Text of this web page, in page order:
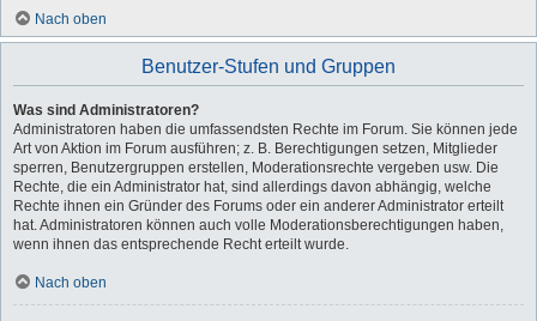
Nach oben
Benutzer-Stufen und Gruppen
Was sind Administratoren?
Administratoren haben die umfassendsten Rechte im Forum. Sie können jede
Art von Aktion im Forum ausführen; z. B. Berechtigungen setzen, Mitglieder
sperren, Benutzergruppen erstellen, Moderationsrechte vergeben usw. Die
Rechte, die ein Administrator hat, sind allerdings davon abhängig, welche
Rechte ihnen ein Gründer des Forums oder ein anderer Administrator erteilt
hat. Administratoren können auch volle Moderationsberechtigungen haben,
wenn ihnen das entsprechende Recht erteilt wurde.
Nach oben